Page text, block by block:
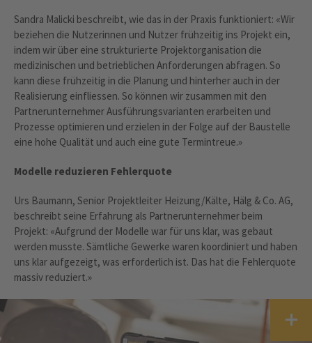
Sandra Malicki beschreibt, wie das in der Praxis funktioniert: «Wir
beziehen die Nutzerinnen und Nutzer frühzeitig ins Projekt ein,
indem wir über eine strukturierte Projektorganisation die
medizinischen und betrieblichen Anforderungen abfragen. So
kann diese frühzeitig in die Planung und hinterher auch in der
Realisierung einfliessen. So können wir zusammen mit den
Partnerunternehmer Ausführungsvarianten erarbeiten und
Prozesse optimieren und erzielen in der Folge auf der Baustelle
eine hohe Qualität und auch eine gute Termintreue.»
Modelle reduzieren Fehlerquote
Urs Baumann, Senior Projektleiter Heizung/Kälte, Hälg & Co. AG,
beschreibt seine Erfahrung als Partnerunternehmer beim
Projekt: «Aufgrund der Modelle war für uns klar, was gebaut
werden musste. Sämtliche Gewerke waren koordiniert und haben
uns klar aufgezeigt, was erforderlich ist. Das hat die Fehlerquote
massiv reduziert.»